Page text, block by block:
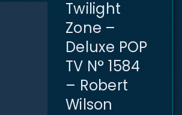
Twilight
Zone –
Deluxe POP
TV N° 1584
– Robert
Wilson